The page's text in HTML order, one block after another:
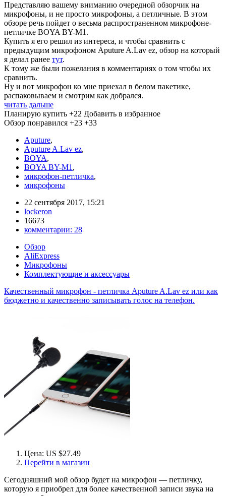
Представляю вашему вниманию очередной обзорчик на
микрофоны, и не просто микрофоны, а петличные. В этом
обзоре речь пойдет о весьма распространенном микрофоне-
петличке BOYA BY-M1.
Купить я его решил из интереса, и чтобы сравнить с
предыдущим микрофоном Aputure A.Lav ez, обзор на который
я делал ранее тут.
К тому же были пожелания в комментариях о том чтобы их
сравнить.
Ну и вот микрофон ко мне приехал в белом пакетике,
распаковываем и смотрим как добрался.
читать дальше
Планирую купить +22 Добавить в избранное
Обзор понравился +23 +33
Aputure,
Aputure A.Lav ez,
BOYA,
BOYA BY-M1 ,
микрофон-петличка,
микрофоны
22 сентября 2017, 15:21
lockeron
16673
комментарии: 28
Обзор
AliExpress
Микрофоны
Комплектующие и аксессуары
Качественный микрофон - петличка Aputure A.Lav ez или как
бюджетно и качественно записывать голос на телефон.
Цена: US $27.49
Перейти в магазин
Сегодняшний мой обзор будет на микрофон — петличку,
которую я приобрел для более качественной записи звука на